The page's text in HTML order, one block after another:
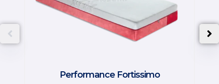
Performance Fortissimo